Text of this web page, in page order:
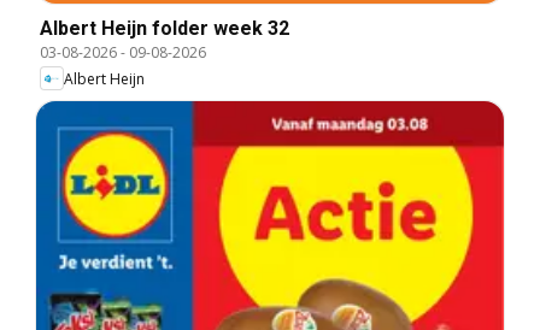
Albert Heijn folder week 32
03-08-2026- 09-08-2026
Albert Heijn